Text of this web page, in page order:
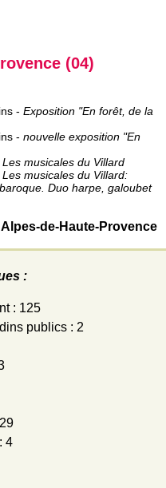
(04)
- Exposition "En forêt, de la
- nouvelle exposition "En
Les musicales du Villard
Les musicales du Villard:
Duo harpe, galoubet
de-Haute-Provence
:
: 125
publics : 2
4